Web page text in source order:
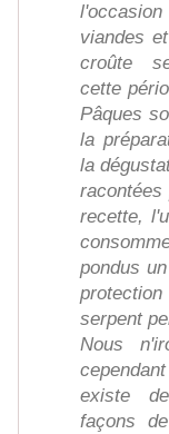
viandes
croûte
cette
Pâques
la
la
racontées
recette,
pondus
serpent
Nous
existe
façons